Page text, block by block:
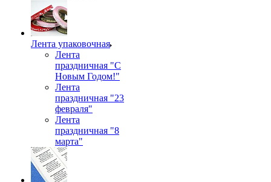
Лента упаковочная
Лента
праздничная "С
Новым Годом!"
Лента
праздничная "23
февраля"
Лента
праздничная "8
марта"